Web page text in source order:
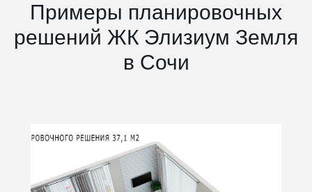
Примеры планировочных
решений ЖК Элизиум Земля
в Сочи